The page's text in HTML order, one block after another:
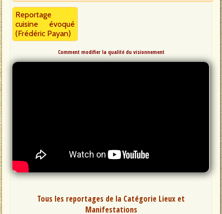
Reportage
cuisine évoqué
(Frédéric Payan)
Comment modifier la qualité du visionnement
Tous les reportages de la Catégorie Lieux et
Manifestations